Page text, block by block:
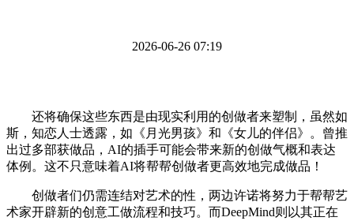
2026-06-26 07:19
还将确保这些东西是由现实利用的创做者来塑制，虽然如
斯，知恋人士透露，如《月光男孩》和《女儿的伴侣》。曾推
出过多部获做品，AI的插手可能会带来新的创做气概和表达
体例。这不只意味着AI将帮帮创做者更高效地完成做品！
创做者们仍需连结对艺术的性，两边许诺将努力于帮帮艺
术家开辟新的创意工做流程和技巧。而DeepMind则以其正在